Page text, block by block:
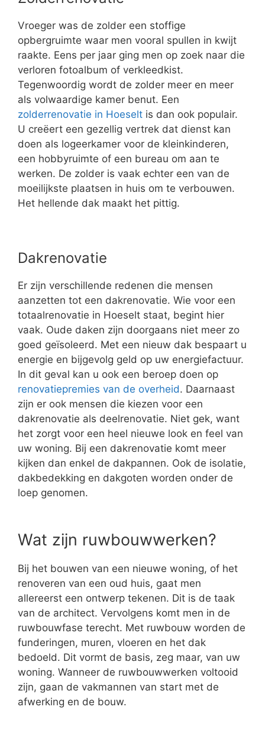
Vroeger was de zolder een stoffige
opbergruimte waar men vooral spullen in kwijt
raakte. Eens per jaar ging men op zoek naar die
verloren fotoalbum of verkleedkist.
Tegenwoordig wordt de zolder meer en meer
als volwaardige kamer benut. Een
zolderrenovatie in Hoeselt is dan ook populair.
U creëert een gezellig vertrek dat dienst kan
doen als logeerkamer voor de kleinkinderen,
een hobbyruimte of een bureau om aan te
werken. De zolder is vaak echter een van de
moeilijkste plaatsen in huis om te verbouwen.
Het hellende dak maakt het pittig.
Dakrenovatie
Er zijn verschillende redenen die mensen
aanzetten tot een dakrenovatie. Wie voor een
totaalrenovatie in Hoeselt staat, begint hier
vaak. Oude daken zijn doorgaans niet meer zo
goed geïsoleerd. Met een nieuw dak bespaart u
energie en bijgevolg geld op uw energiefactuur.
In dit geval kan u ook een beroep doen op
renovatiepremies van de overheid. Daarnaast
zijn er ook mensen die kiezen voor een
dakrenovatie als deelrenovatie. Niet gek, want
het zorgt voor een heel nieuwe look en feel van
uw woning. Bij een dakrenovatie komt meer
kijken dan enkel de dakpannen. Ook de isolatie,
dakbedekking en dakgoten worden onder de
loep genomen.
Wat zijn ruwbouwwerken?
Bij het bouwen van een nieuwe woning, of het
renoveren van een oud huis, gaat men
allereerst een ontwerp tekenen. Dit is de taak
van de architect. Vervolgens komt men in de
ruwbouwfase terecht. Met ruwbouw worden de
funderingen, muren, vloeren en het dak
bedoeld. Dit vormt de basis, zeg maar, van uw
woning. Wanneer de ruwbouwwerken voltooid
zijn, gaan de vakmannen van start met de
afwerking en de bouw.